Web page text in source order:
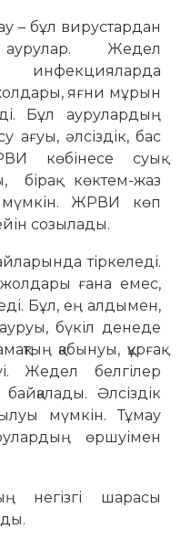
– бұл вирустардан
Жедел
инфекцияларда
яғни мұрын
Бұл аурулардың
ағуы, әлсіздік, бас
көбінесе суық
бірақ көктем-жаз
мүмкін. ЖРВИ көп
созылады.
тіркеледі.
ғана емес,
Бұл, ең алдымен,
бүкіл денеде
қабынуы, құрғақ
Жедел белгілер
Әлсіздік
мүмкін. Тұмау
өршуімен
негізгі шарасы